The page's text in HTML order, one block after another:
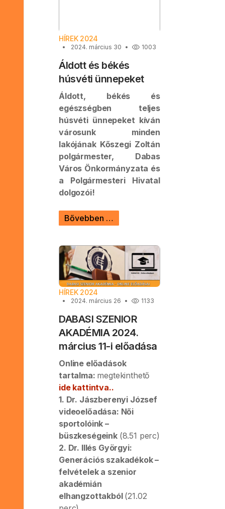
HÍREK 2024
2024. március 30 1003
Áldott és békés
húsvéti ünnepeket
Áldott, békés és
egészségben teljes
húsvéti ünnepeket kíván
városunk minden
lakójának Kőszegi Zoltán
polgármester, Dabas
Város Önkormányzata és
a Polgármesteri Hivatal
dolgozói!
Bővebben …
HÍREK 2024
2024. március 26 1133
DABASI SZENIOR
AKADÉMIA 2024.
március 11-i előadása
Online előadások
tartalma: megtekinthető
ide kattintva..
1. Dr. Jászberenyi József
videoelőadása: Női
sportolóink –
büszkeségeink (8.51 perc)
2. Dr. Illés Györgyi:
Generációs szakadékok –
felvételek a szenior
akadémián
elhangzottakból (21.02